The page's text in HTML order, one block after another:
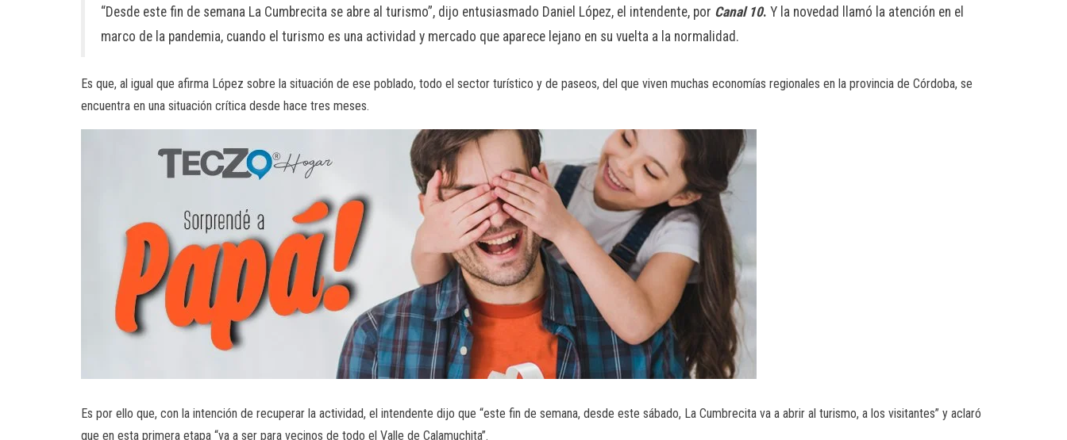
“Desde este fin de semana La Cumbrecita se abre al turismo”, dijo entusiasmado Daniel López, el intendente, por Canal 10. Y la novedad llamó la atención en el
marco de la pandemia, cuando el turismo es una actividad y mercado que aparece lejano en su vuelta a la normalidad.
Es que, al igual que afirma López sobre la situación de ese poblado, todo el sector turístico y de paseos, del que viven muchas economías regionales en la provincia de Córdoba, se
encuentra en una situación crítica desde hace tres meses.
Es por ello que, con la intención de recuperar la actividad, el intendente dijo que “este fin de semana, desde este sábado, La Cumbrecita va a abrir al turismo, a los visitantes” y aclaró
que en esta primera etapa “va a ser para vecinos de todo el Valle de Calamuchita”.